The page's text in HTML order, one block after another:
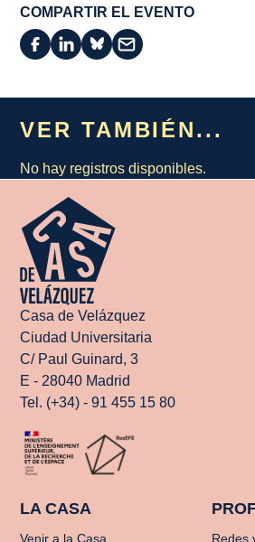
COMPARTIR EL EVENTO
VER TAMBIÉN...
No hay registros disponibles.
Casa de Velázquez
Ciudad Universitaria
C/ Paul Guinard, 3
E - 28040 Madrid
Tel. (+34) - 91 455 15 80
LA CASA
Venir a la Casa
Redes